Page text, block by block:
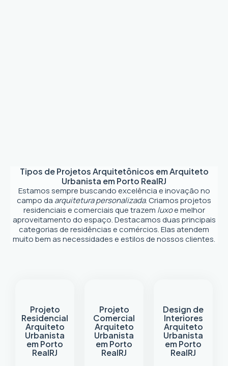
Tipos de Projetos Arquitetônicos emArquiteto
Urbanista em Porto RealRJ
Estamos sempre buscando excelência e inovação no
campo da arquitetura personalizada. Criamos projetos
residenciais e comerciais que trazem luxoe melhor
aproveitamento do espaço. Destacamos duas principais
categorias de residências e comércios. Elas atendem
muito bem as necessidades e estilos de nossos clientes.
Projeto
Residencial
Arquiteto
Urbanista
em Porto
RealRJ
Projeto
Comercial
Arquiteto
Urbanista
em Porto
RealRJ
Design de
Interiores
Arquiteto
Urbanista
em Porto
RealRJ